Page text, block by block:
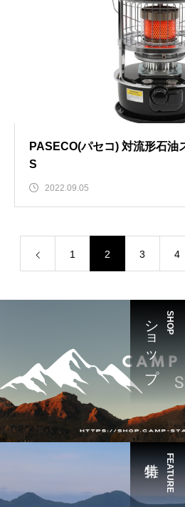
PASECO(パセコ) 対流形石油
S
2022.09.05
1 2 3 4
SHOP
ショップ
FEATURE